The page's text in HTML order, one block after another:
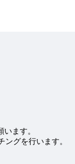
ます。
グを行います。